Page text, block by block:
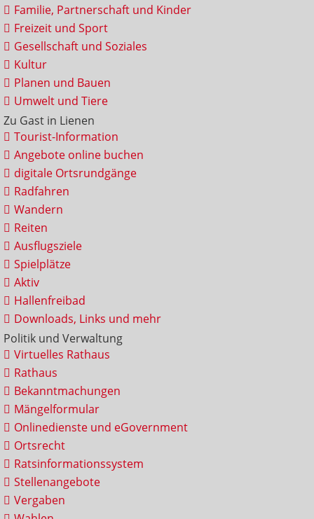
Familie, Partnerschaft und Kinder
Freizeit und Sport
Gesellschaft und Soziales
Kultur
Planen und Bauen
Umwelt und Tiere
Zu Gast in Lienen
Tourist-Information
Angebote online buchen
digitale Ortsrundgänge
Radfahren
Wandern
Reiten
Ausflugsziele
Spielplätze
Aktiv
Hallenfreibad
Downloads, Links und mehr
Politik und Verwaltung
Virtuelles Rathaus
Rathaus
Bekanntmachungen
Mängelformular
Onlinedienste und eGovernment
Ortsrecht
Ratsinformationssystem
Stellenangebote
Vergaben